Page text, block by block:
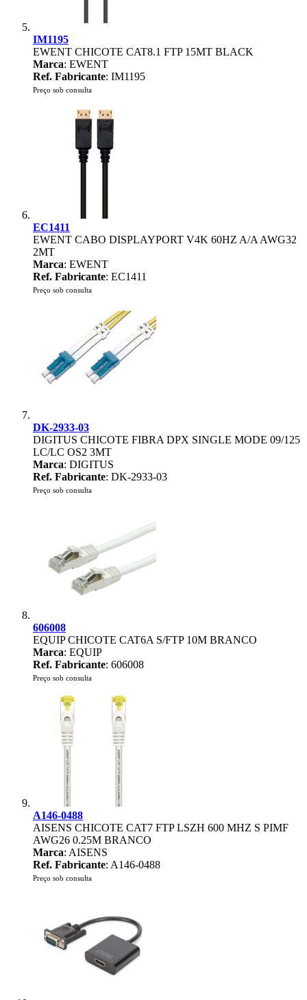
IM1195
EWENT CHICOTE CAT8.1 FTP 15MT BLACK
Marca: EWENT
Ref. Fabricante: IM1195
Preço sob consulta
EC1411
EWENT CABO DISPLAYPORT V4K 60HZ A/A AWG32
2MT
Marca: EWENT
Ref. Fabricante: EC1411
Preço sob consulta
DK-2933-03
DIGITUS CHICOTE FIBRA DPX SINGLE MODE 09/125
LC/LC OS2 3MT
Marca: DIGITUS
Ref. Fabricante: DK-2933-03
Preço sob consulta
606008
EQUIP CHICOTE CAT6A S/FTP 10M BRANCO
Marca: EQUIP
Ref. Fabricante: 606008
Preço sob consulta
A146-0488
AISENS CHICOTE CAT7 FTP LSZH 600 MHZ S PIMF
AWG26 0.25M BRANCO
Marca: AISENS
Ref. Fabricante: A146-0488
Preço sob consulta